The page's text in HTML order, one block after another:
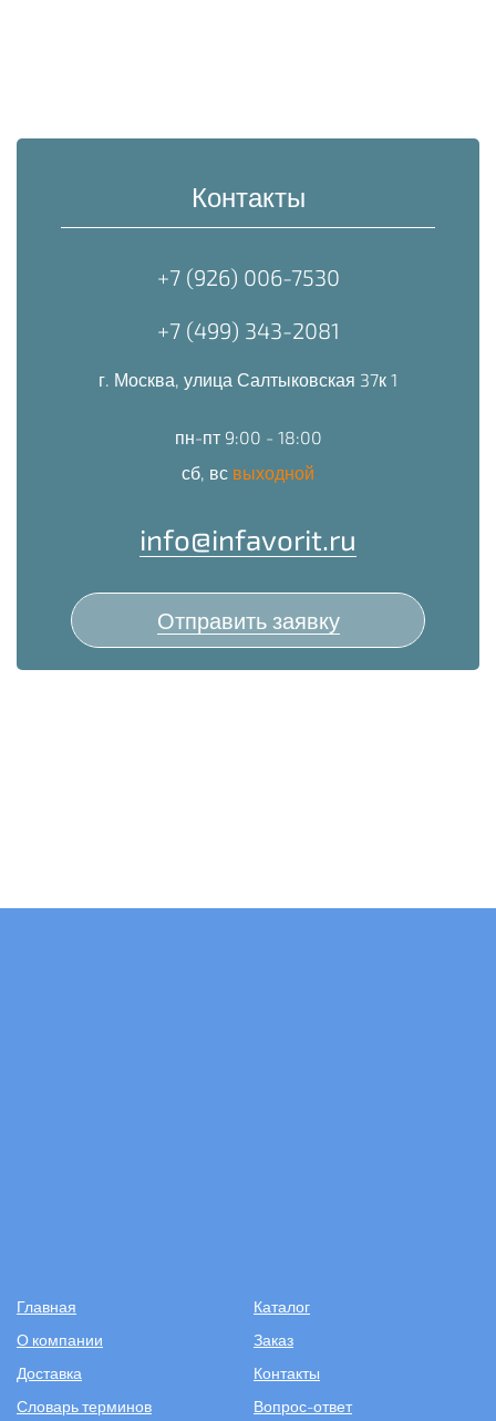
Контакты
+7 (926) 006-7530
+7 (499) 343-2081
г. Москва, улица Салтыковская 37к 1
пн-пт 9:00 - 18:00
сб, вс выходной
info@infavorit.ru
Отправить заявку
Главная
Каталог
О компании
Заказ
Доставка
Контакты
Словарь терминов
Вопрос-ответ